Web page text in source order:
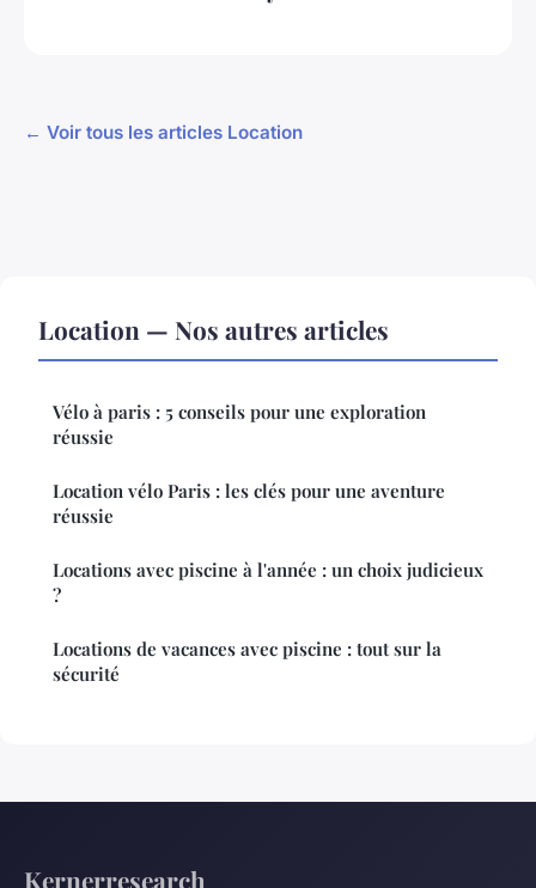
← Voir tous les articles Location
Location — Nos autres articles
Vélo à paris : 5 conseils pour une exploration
réussie
Location vélo Paris : les clés pour une aventure
réussie
Locations avec piscine à l'année : un choix judicieux
?
Locations de vacances avec piscine : tout sur la
sécurité
Kernerresearch